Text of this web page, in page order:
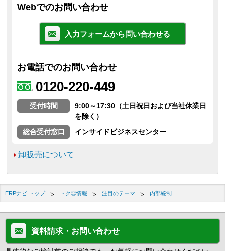
Webでのお問い合わせ
入力フォームから問い合わせる
お電話でのお問い合わせ
0120-220-449
受付時間
9:00～17:30（土日祝日および当社休業日
を除く）
総合受付窓口
インサイドビジネスセンター
卸販売について
ERPナビ トップ トク◎情報 注目のテーマ 内部統制
資料請求・お問い合わせ